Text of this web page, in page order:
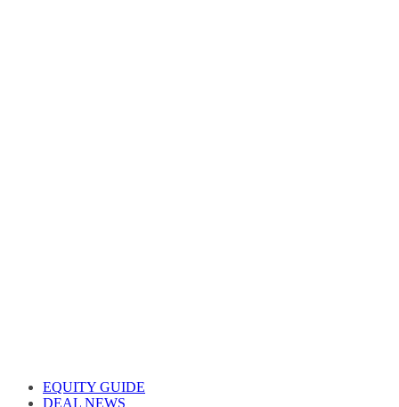
EQUITY GUIDE
DEAL NEWS